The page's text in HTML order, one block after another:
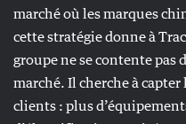
marché où les marques
cette stratégie donne à
groupe ne se contente pas
marché. Il cherche à
clients : plus